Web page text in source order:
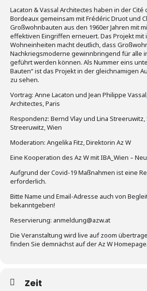
Lacaton & Vassal Architectes haben in der Cité
Bordeaux gemeinsam mit Frédéric Druot und
Großwohnbauten aus den 1960er Jahren mit
effektiven Eingriffen erneuert. Das Projekt mit
Wohneinheiten macht deutlich, dass
Nachkriegsmoderne gewinnbringend für alle
geführt werden können. Als Nummer eins
Bauten“ ist das Projekt in der gleichnamigen
zu sehen.
Vortrag: Anne Lacaton und Jean Philippe
Architectes, Paris
Respondenz: Bernd Vlay und Lina Streeruwitz,
Streeruwitz, Wien
Moderation: Angelika Fitz, Direktorin Az W
Eine Kooperation des Az W mit IBA_Wien –
Aufgrund der Covid-19 Maßnahmen ist eine
erforderlich.
Bitte Name und Email-Adresse auch von
bekanntgeben!
Reservierung: anmeldung@azw.at
Die Veranstaltung wird live auf zoom
finden Sie demnächst auf der Az W Homepage.
Zeit